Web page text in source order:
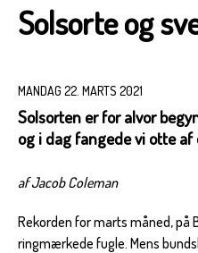
Solsorte og
MANDAG 22. MARTS 2021
Solsorten er for alvor
og i dag fangede vi otte af
af Jacob Coleman
Rekorden for marts måned, på
ringmærkede fugle. Mens